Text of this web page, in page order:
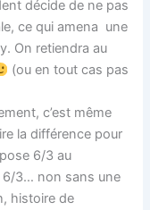
décide de ne pas
ce qui amena une
On retiendra au
(ou en tout cas pas
c’est même
la différence pour
6/3 au
6/3… non sans une
histoire de